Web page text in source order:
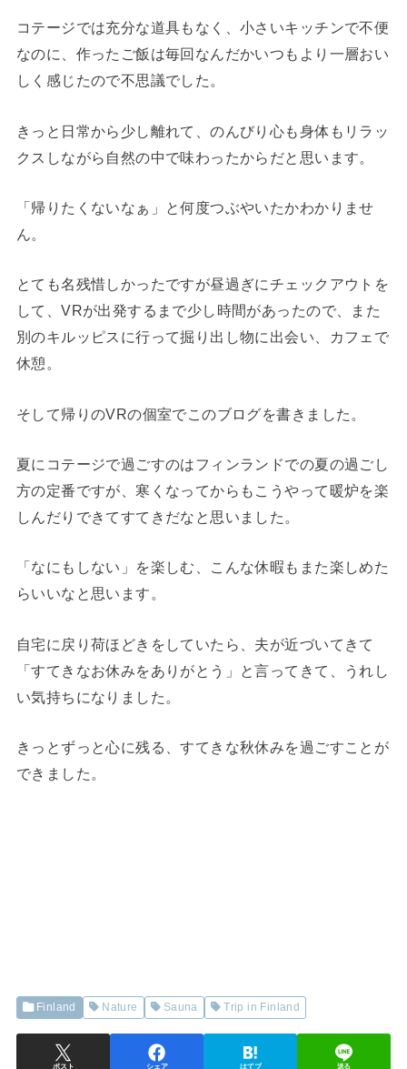
コテージでは充分な道具もなく、小さいキッチンで不便
なのに、作ったご飯は毎回なんだかいつもより一層おい
しく感じたので不思議でした。
きっと日常から少し離れて、のんびり心も身体もリラッ
クスしながら自然の中で味わったからだと思います。
「帰りたくないなぁ」と何度つぶやいたかわかりませ
ん。
とても名残惜しかったですが昼過ぎにチェックアウトを
して、VRが出発するまで少し時間があったので、また
別のキルッピスに行って掘り出し物に出会い、カフェで
休憩。
そして帰りのVRの個室でこのブログを書きました。
夏にコテージで過ごすのはフィンランドでの夏の過ごし
方の定番ですが、寒くなってからもこうやって暖炉を楽
しんだりできてすてきだなと思いました。
「なにもしない」を楽しむ、こんな休暇もまた楽しめた
らいいなと思います。
自宅に戻り荷ほどきをしていたら、夫が近づいてきて
「すてきなお休みをありがとう」と言ってきて、うれし
い気持ちになりました。
きっとずっと心に残る、すてきな秋休みを過ごすことが
できました。
Finland Nature Sauna Trip in Finland
ポスト シェア はてブ 送る